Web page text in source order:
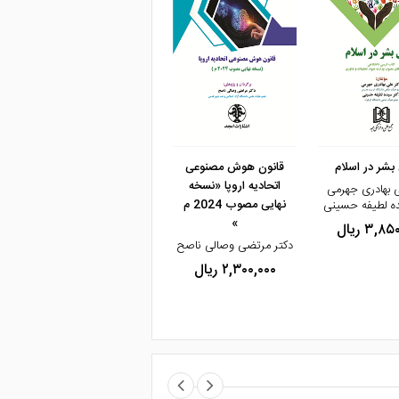
و خرید مشاهده و خرید
در اسلام
بهادری جهرمی
لطیفه حسینی
ریال
قانون هوش مصنوعی
اتحادیه اروپا «نسخه
نهایی مصوب 2024 م
»
دکتر مرتضی وصالی ناصح
۲,۳۰۰,۰۰۰ ریال